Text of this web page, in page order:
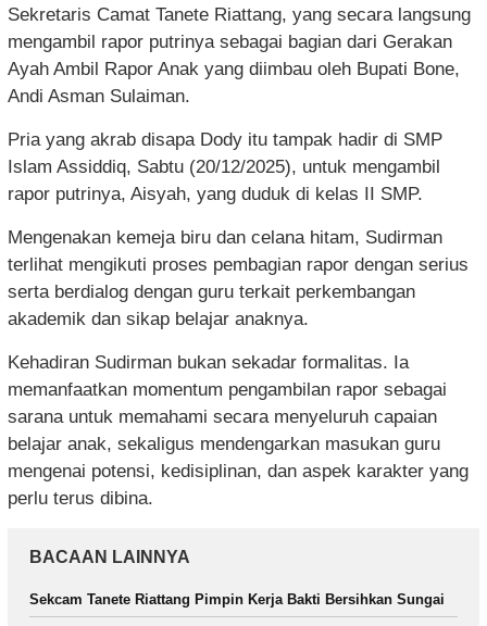
Sekretaris Camat Tanete Riattang, yang secara langsung
mengambil rapor putrinya sebagai bagian dari Gerakan
Ayah Ambil Rapor Anak yang diimbau oleh Bupati Bone,
Andi Asman Sulaiman.
Pria yang akrab disapa Dody itu tampak hadir di SMP
Islam Assiddiq, Sabtu (20/12/2025), untuk mengambil
rapor putrinya, Aisyah, yang duduk di kelas II SMP.
Mengenakan kemeja biru dan celana hitam, Sudirman
terlihat mengikuti proses pembagian rapor dengan serius
serta berdialog dengan guru terkait perkembangan
akademik dan sikap belajar anaknya.
Kehadiran Sudirman bukan sekadar formalitas. Ia
memanfaatkan momentum pengambilan rapor sebagai
sarana untuk memahami secara menyeluruh capaian
belajar anak, sekaligus mendengarkan masukan guru
mengenai potensi, kedisiplinan, dan aspek karakter yang
perlu terus dibina.
BACAAN LAINNYA
Sekcam Tanete Riattang Pimpin Kerja Bakti Bersihkan Sungai